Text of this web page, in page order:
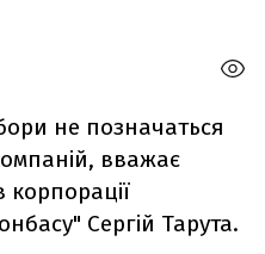
не позначаться
вважає
корпорації
Сергій Тарута.